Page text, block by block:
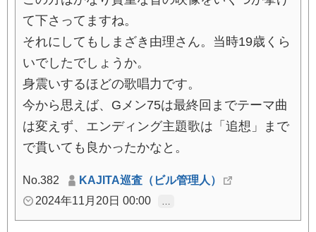
て下さってますね。
それにしてもしまざき由理さん。当時19歳くら
いでしたでしょうか。
身震いするほどの歌唱力です。
今から思えば、Gメン75は最終回までテーマ曲
は変えず、エンディング主題歌は「追想」まで
で貫いても良かったかなと。
No.382
KAJITA巡査（ビル管理人）
2024年11月20日 00:00